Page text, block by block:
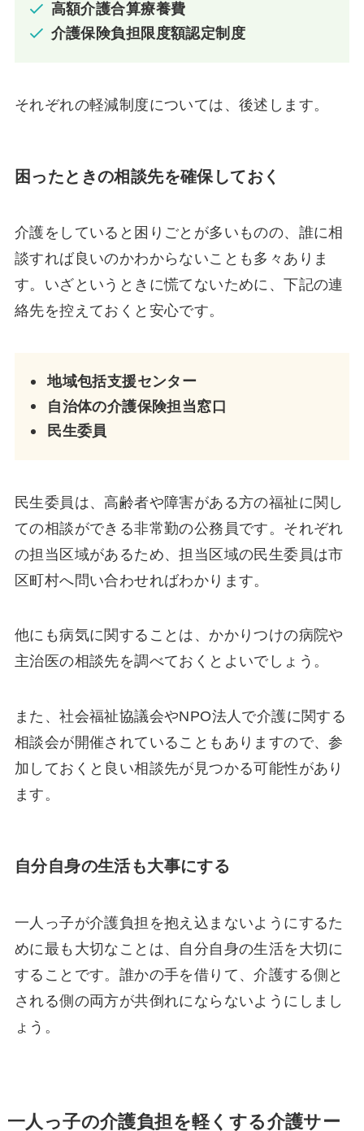
高額介護合算療養費
介護保険負担限度額認定制度
それぞれの軽減制度については、後述します。
困ったときの相談先を確保しておく
介護をしていると困りごとが多いものの、誰に相
談すれば良いのかわからないことも多々ありま
す。いざというときに慌てないために、下記の連
絡先を控えておくと安心です。
地域包括支援センター
自治体の介護保険担当窓口
民生委員
民生委員は、高齢者や障害がある方の福祉に関し
ての相談ができる非常勤の公務員です。それぞれ
の担当区域があるため、担当区域の民生委員は市
区町村へ問い合わせればわかります。
他にも病気に関することは、かかりつけの病院や
主治医の相談先を調べておくとよいでしょう。
また、社会福祉協議会やNPO法人で介護に関する
相談会が開催されていることもありますので、参
加しておくと良い相談先が見つかる可能性があり
ます。
自分自身の生活も大事にする
一人っ子が介護負担を抱え込まないようにするた
めに最も大切なことは、自分自身の生活を大切に
することです。誰かの手を借りて、介護する側と
される側の両方が共倒れにならないようにしまし
ょう。
一人っ子の介護負担を軽くする介護サー